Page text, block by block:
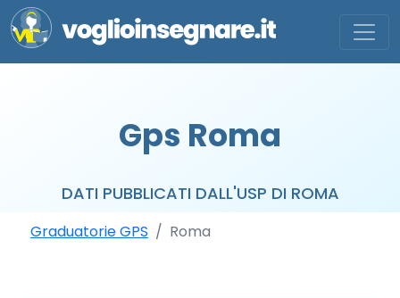
Gps Roma
DATI PUBBLICATI DALL'USP DI ROMA
Graduatorie GPS Roma